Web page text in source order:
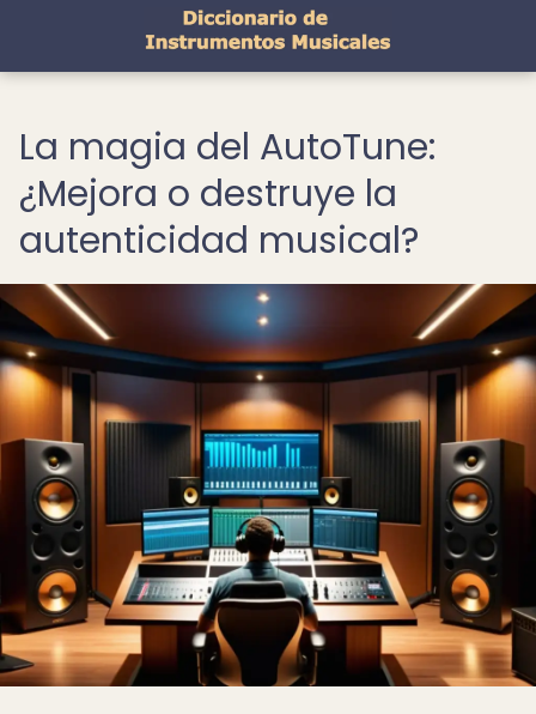
La magia del AutoTune:
¿Mejora o destruye la
autenticidad musical?